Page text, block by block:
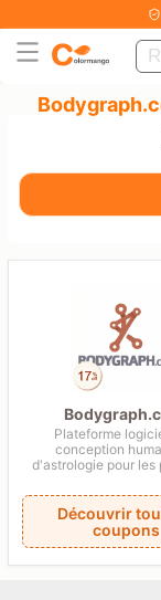
Plateforme
conception
d'astrologie pour les
Découvrir
coupons